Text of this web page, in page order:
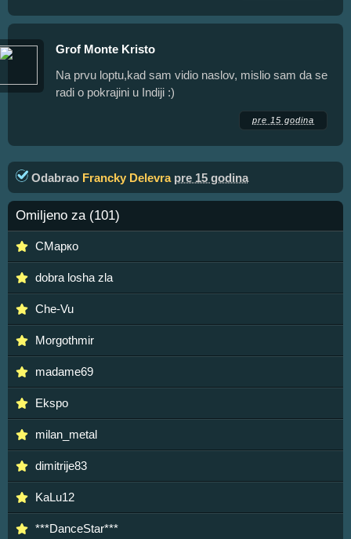
Grof Monte Kristo
Na prvu loptu,kad sam vidio naslov, mislio sam da se
radi o pokrajini u Indiji :)
pre 15 godina
Odabrao Francky Delevra pre 15 godina
Omiljeno za (101)
СМарко
dobra losha zla
Che-Vu
Morgothmir
madame69
Ekspo
milan_metal
dimitrije83
KaLu12
***DanceStar***